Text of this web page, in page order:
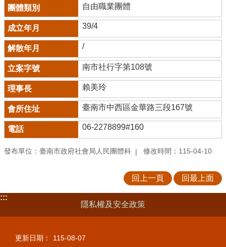
自由職業團體
39/4
/
南市社行字第108號
賴美玲
臺南市中西區金華路三段167號
06-2278899#160
發布單位：臺南市政府社會局人民團體科 修改時間：115-04-10
回上一頁 回最上面
:::
隱私權及安全政策
更新日期：
115-08-07